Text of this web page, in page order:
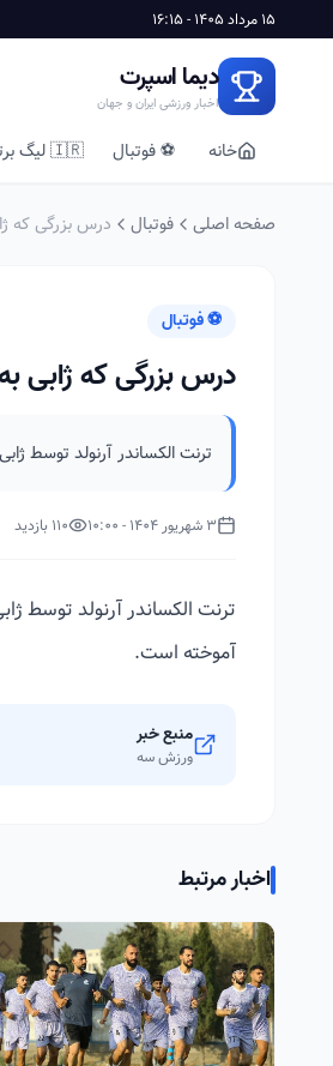
15 مرداد 1405 - 16:15
دیما اسپرت
اخبار ورزشی ایران و جهان
خانه ⚽ فوتبال 🇮🇷 لیگ برتر ایران
صفحه اصلی فوتبال درس بزرگی که
⚽ فوتبال
درس بزرگی که ژابی به
ترنت الکساندر آرنولد توسط
3 شهریور 1404 - 10:00 110 بازدید
ترنت الکساندر آرنولد توسط
آموخته است.
منبع خبر
ورزش سه
اخبار مرتبط